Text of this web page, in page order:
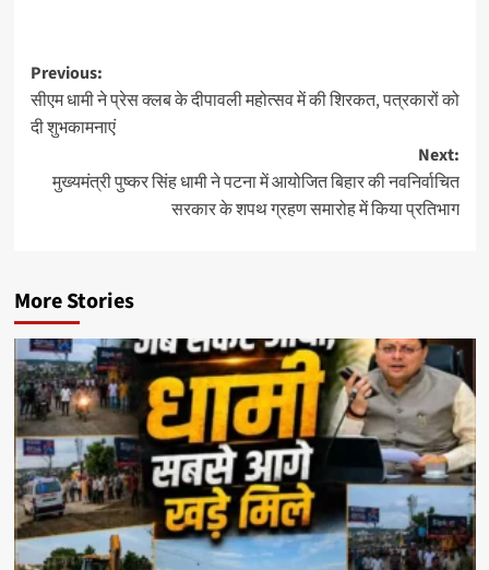
Post
navigation
Previous:
सीएम धामी ने प्रेस क्लब के दीपावली महोत्सव में की शिरकत, पत्रकारों को
दी शुभकामनाएं
Next:
मुख्यमंत्री पुष्कर सिंह धामी ने पटना में आयोजित बिहार की नवनिर्वाचित
सरकार के शपथ ग्रहण समारोह में किया प्रतिभाग
More Stories